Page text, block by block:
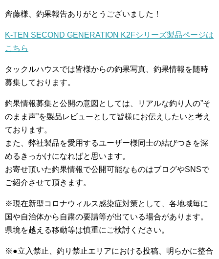
齊藤様、釣果報告ありがとうございました！
K-TEN SECOND GENERATION K2Fシリーズ製品ページは
こちら
タックルハウスでは皆様からの釣果写真、釣果情報を随時
募集しております。
釣果情報募集と公開の意図としては、リアルな釣り人の”そ
のまま声”を製品レビューとして皆様にお伝えしたいと考え
ております。
また、弊社製品を愛用するユーザー様同士の結びつきを深
めるきっかけになればと思います。
お寄せ頂いた釣果情報で公開可能なものはブログやSNSで
ご紹介させて頂きます。
※現在新型コロナウィルス感染症対策として、各地域毎に
国や自治体から自粛の要請等が出ている場合があります。
県境を越える移動等は慎重にご検討ください。
※●立入禁止、釣り禁止エリアにおける投稿、明らかに整合